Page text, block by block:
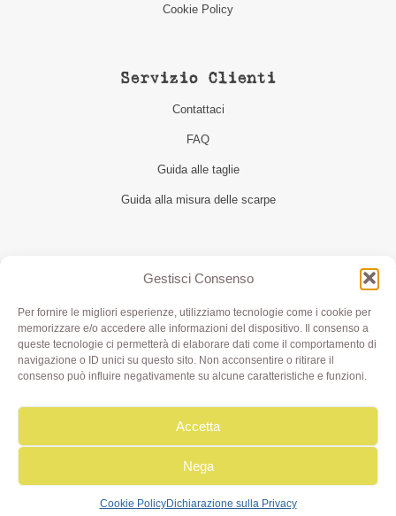
Gestisci Consenso
Per fornire le migliori esperienze, utilizziamo tecnologie come i cookie per
memorizzare e/o accedere alle informazioni del dispositivo. Il consenso a
queste tecnologie ci permetterà di elaborare dati come il comportamento di
navigazione o ID unici su questo sito. Non acconsentire o ritirare il
consenso può influire negativamente su alcune caratteristiche e funzioni.
Accetta
Nega
Cookie PolicyDichiarazione sulla Privacy
Cookie Policy
Servizio Clienti
Contattaci
FAQ
Guida alle taglie
Guida alla misura delle scarpe
Seguici
Olivia di Aimi Roberta | Borgo XX Marzo 6/c Parma | P.IVA
IT02499000343 - REA PR 245283 | © 2020 Olivialab. All
Rights Reserved.